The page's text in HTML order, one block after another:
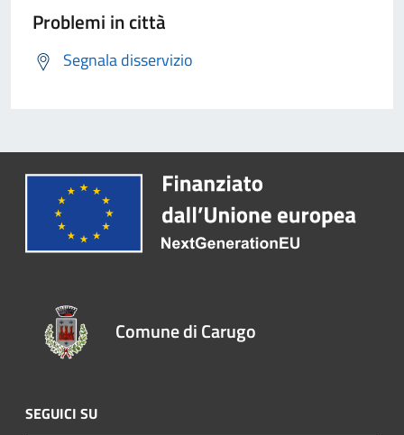
Problemi in città
Segnala disservizio
Comune di Carugo
SEGUICI SU